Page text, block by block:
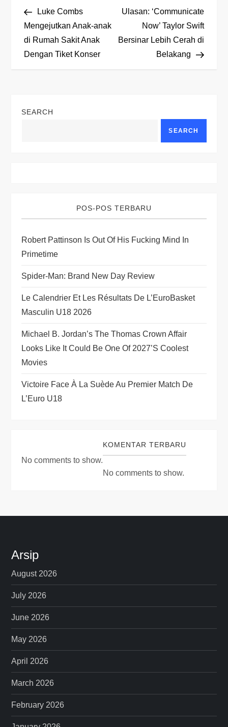
o
s
a
a
t
i
o
n
PostLuke Combs
Mengejutkan Anak-anak
di Rumah Sakit Anak
Dengan Tiket Konser
Post
Ulasan: ‘Communicate
Now’ Taylor Swift
Bersinar Lebih Cerah di
Belakang
SEARCH
SEARCH
POS-POS TERBARU
Robert Pattinson Is Out Of His Fucking Mind In
Primetime
Spider-Man: Brand New Day Review
Le Calendrier Et Les Résultats De L’EuroBasket
Masculin U18 2026
Michael B. Jordan’s The Thomas Crown Affair
Looks Like It Could Be One Of 2027’s Coolest
Movies
Victoire Face À La Suède Au Premier Match De
L’Euro U18
No comments to show.
KOMENTAR TERBARU
No comments to show.
Arsip
August 2026
July 2026
June 2026
May 2026
April 2026
March 2026
February 2026